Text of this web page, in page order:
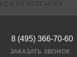
8 (495) 366-70-60
ЗАКАЗАТЬ ЗВОНОК